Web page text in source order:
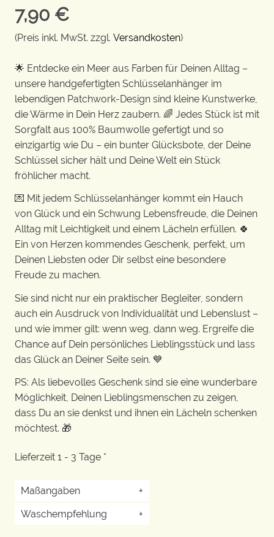
7,90 €
(Preis inkl. MwSt. zzgl. Versandkosten)
🌟 Entdecke ein Meer aus Farben für Deinen Alltag –
unsere handgefertigten Schlüsselanhänger im
lebendigen Patchwork-Design sind kleine Kunstwerke,
die Wärme in Dein Herz zaubern. 🌈 Jedes Stück ist mit
Sorgfalt aus 100% Baumwolle gefertigt und so
einzigartig wie Du – ein bunter Glücksbote, der Deine
Schlüssel sicher hält und Deine Welt ein Stück
fröhlicher macht.
💌 Mit jedem Schlüsselanhänger kommt ein Hauch
von Glück und ein Schwung Lebensfreude, die Deinen
Alltag mit Leichtigkeit und einem Lächeln erfüllen. 🍀
Ein von Herzen kommendes Geschenk, perfekt, um
Deinen Liebsten oder Dir selbst eine besondere
Freude zu machen.
Sie sind nicht nur ein praktischer Begleiter, sondern
auch ein Ausdruck von Individualität und Lebenslust –
und wie immer gilt: wenn weg, dann weg. Ergreife die
Chance auf Dein persönliches Lieblingsstück und lass
das Glück an Deiner Seite sein. 💙
PS: Als liebevolles Geschenk sind sie eine wunderbare
Möglichkeit, Deinen Lieblingsmenschen zu zeigen,
dass Du an sie denkst und ihnen ein Lächeln schenken
möchtest. 🎁
Lieferzeit 1 - 3 Tage *
Maßangaben
+
Waschempfehlung
+